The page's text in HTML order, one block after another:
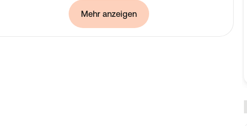
Zur Mitnahme bei Ausfluegen und Wanderungen.
Betriebsverbandkasten nach DIN 13160.
Mehr anzeigen